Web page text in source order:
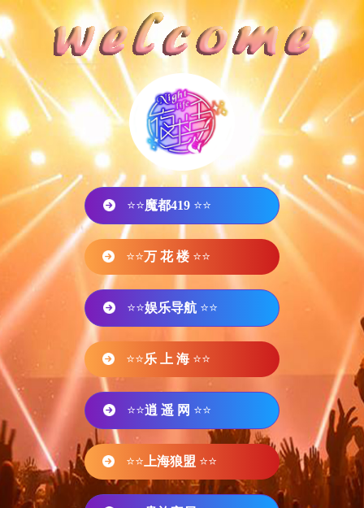
⭐⭐魔都419 ⭐⭐
⭐⭐万 花 楼 ⭐⭐
⭐⭐娱乐导航 ⭐⭐
⭐⭐乐 上 海 ⭐⭐
⭐⭐逍 遥 网 ⭐⭐
⭐⭐ 上海狼盟 ⭐⭐